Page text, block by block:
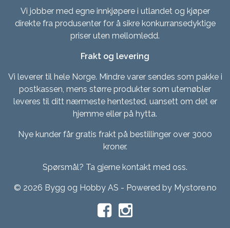
Vi jobber med egne innkjøpere i utlandet og kjøper
direkte fra produsenter for å sikre konkurransedyktige
priser uten mellomledd.
Frakt og levering
Vi leverer til hele Norge. Mindre varer sendes som pakke i
postkassen, mens større produkter som utemøbler
leveres til ditt nærmeste hentested, uansett om det er
hjemme eller på hytta.
Nye kunder får gratis frakt på bestillinger over 3000
kroner.
Spørsmål? Ta gjerne kontakt med oss.
© 2026 Bygg og Hobby AS - Powered by Mystore.no